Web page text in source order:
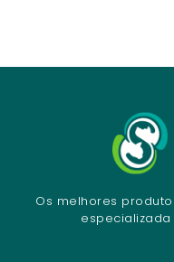
Os melhores